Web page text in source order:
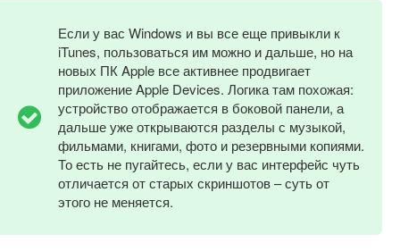
Если у вас Windows и вы все еще привыкли к
iTunes, пользоваться им можно и дальше, но на
новых ПК Apple все активнее продвигает
приложение Apple Devices. Логика там похожая:
устройство отображается в боковой панели, а
дальше уже открываются разделы с музыкой,
фильмами, книгами, фото и резервными копиями.
То есть не пугайтесь, если у вас интерфейс чуть
отличается от старых скриншотов – суть от
этого не меняется.